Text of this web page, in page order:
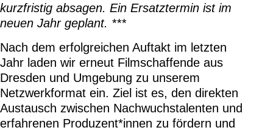
kurzfristig absagen. Ein Ersatztermin ist im
neuen Jahr geplant. ***
Nach dem erfolgreichen Auftakt im letzten
Jahr laden wir erneut Filmschaffende aus
Dresden und Umgebung zu unserem
Netzwerkformat ein. Ziel ist es, den direkten
Austausch zwischen Nachwuchstalenten und
erfahrenen Produzent*innen zu fördern und